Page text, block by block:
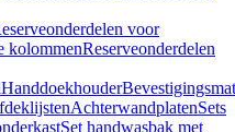
voor
kolommenReserveonderdelen
Handdoekhouder
AchterwandplatenSets
Set handwasbak met